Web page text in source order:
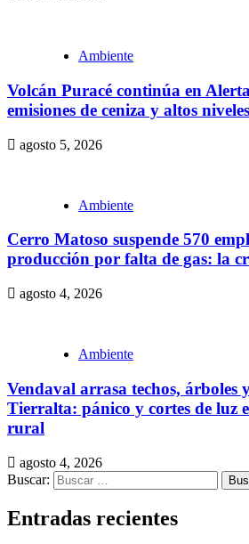
Ambiente
Volcán Puracé continúa en
emisiones de ceniza y altos
agosto 5, 2026
Ambiente
Cerro Matoso suspende 570
producción por falta de gas: la
agosto 4, 2026
Ambiente
Vendaval arrasa techos, árboles
Tierralta: pánico y cortes de luz
rural
agosto 4, 2026
Buscar:
Entradas recientes